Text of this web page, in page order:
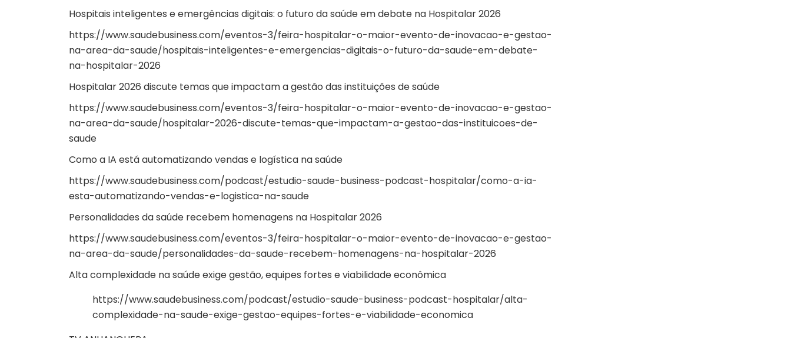
Hospitais inteligentes e emergências digitais: o futuro da saúde em debate na Hospitalar 2026
https://www.saudebusiness.com/eventos-3/feira-hospitalar-o-maior-evento-de-inovacao-e-gestao-
na-area-da-saude/hospitais-inteligentes-e-emergencias-digitais-o-futuro-da-saude-em-debate-
na-hospitalar-2026
Hospitalar 2026 discute temas que impactam a gestão das instituições de saúde
https://www.saudebusiness.com/eventos-3/feira-hospitalar-o-maior-evento-de-inovacao-e-gestao-
na-area-da-saude/hospitalar-2026-discute-temas-que-impactam-a-gestao-das-instituicoes-de-
saude
Como a IA está automatizando vendas e logística na saúde
https://www.saudebusiness.com/podcast/estudio-saude-business-podcast-hospitalar/como-a-ia-
esta-automatizando-vendas-e-logistica-na-saude
Personalidades da saúde recebem homenagens na Hospitalar 2026
https://www.saudebusiness.com/eventos-3/feira-hospitalar-o-maior-evento-de-inovacao-e-gestao-
na-area-da-saude/personalidades-da-saude-recebem-homenagens-na-hospitalar-2026
Alta complexidade na saúde exige gestão, equipes fortes e viabilidade econômica
https://www.saudebusiness.com/podcast/estudio-saude-business-podcast-hospitalar/alta-
complexidade-na-saude-exige-gestao-equipes-fortes-e-viabilidade-economica